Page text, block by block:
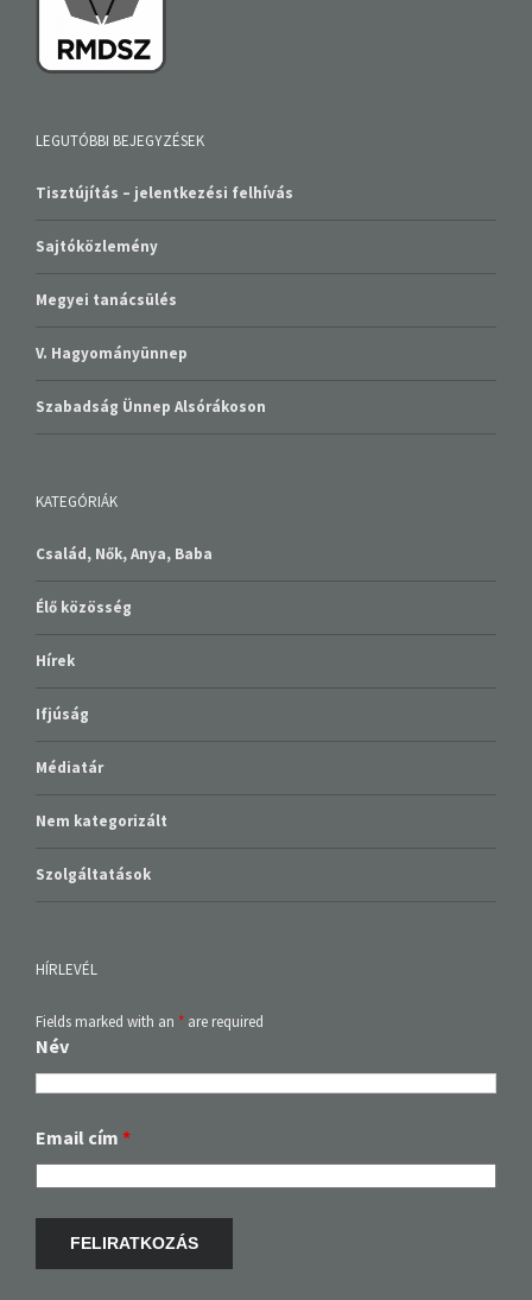
LEGUTÓBBI BEJEGYZÉSEK
Tisztújítás – jelentkezési felhívás
Sajtóközlemény
Megyei tanácsülés
V. Hagyományünnep
Szabadság Ünnep Alsórákoson
KATEGÓRIÁK
Család, Nők, Anya, Baba
Élő közösség
Hírek
Ifjúság
Médiatár
Nem kategorizált
Szolgáltatások
HÍRLEVÉL
Fields marked with an * are required
Név
Email cím *